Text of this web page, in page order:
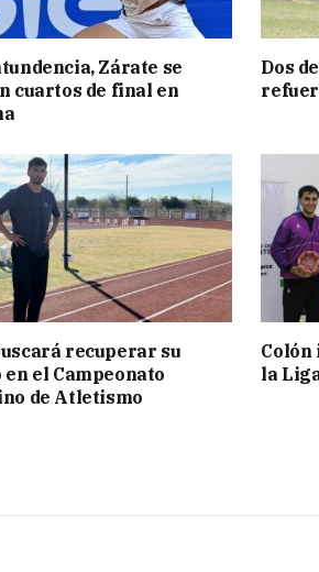
Zárate se
cuartos de final en
Dos
recuperar su
el Campeonato
de Atletismo
Colón
la